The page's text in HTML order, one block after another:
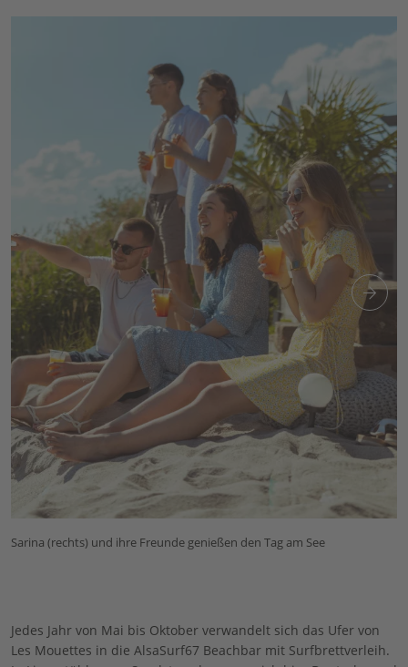
Sarina (rechts) und ihre Freunde genießen den Tag am See
Jedes Jahr von Mai bis Oktober verwandelt sich das Ufer von
Les Mouettes in die AlsaSurf67 Beachbar mit Surfbrettverleih.